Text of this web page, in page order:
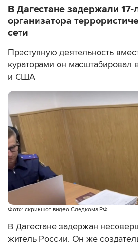
В Дагестане задержали 17-
организатора
сети
Преступную деятельность
кураторами он масштабировал
и США
Фото: скриншот видео Следкома РФ
В Дагестане задержан
житель России. Он же